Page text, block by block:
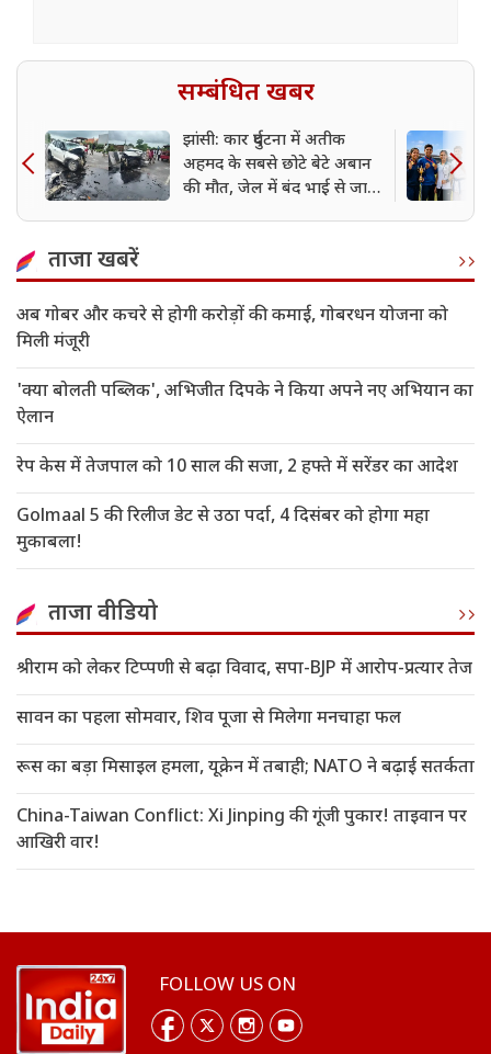
सम्बंधित खबर
झांसी: कार दुर्घटना में अतीक
अहमद के सबसे छोटे बेटे अबान
की मौत, जेल में बंद भाई से जा
ताजा खबरें
अब गोबर और कचरे से होगी करोड़ों की कमाई, गोबरधन योजना को
मिली मंजूरी
'क्या बोलती पब्लिक', अभिजीत दिपके ने किया अपने नए अभियान का
ऐलान
रेप केस में तेजपाल को 10 साल की सजा, 2 हफ्ते में सरेंडर का आदेश
Golmaal 5 की रिलीज डेट से उठा पर्दा, 4 दिसंबर को होगा महा
मुकाबला!
ताजा वीडियो
श्रीराम को लेकर टिप्पणी से बढ़ा विवाद, सपा-BJP में आरोप-प्रत्यार तेज
सावन का पहला सोमवार, शिव पूजा से मिलेगा मनचाहा फल
रूस का बड़ा मिसाइल हमला, यूक्रेन में तबाही; NATO ने बढ़ाई सतर्कता
China-Taiwan Conflict: Xi Jinping की गूंजी पुकार! ताइवान पर
आखिरी वार!
FOLLOW US ON